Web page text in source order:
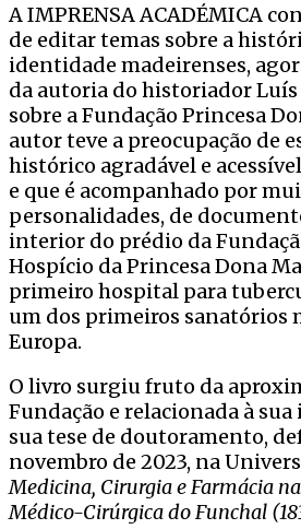
A IMPRENSA ACADÉMICA
de editar temas sobre a
identidade madeirenses,
da autoria do historiador
sobre a Fundação Princesa
autor teve a preocupação de
histórico agradável e
e que é acompanhado por
personalidades, de
interior do prédio da
Hospício da Princesa Dona
primeiro hospital para
um dos primeiros sanatórios
Europa.
O livro surgiu fruto da
Fundação e relacionada à
sua tese de doutoramento,
novembro de 2023, na
Medicina, Cirurgia e Farmácia
Médico-Cirúrgica do Funchal